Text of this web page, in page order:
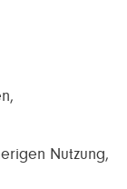
Nutzung,